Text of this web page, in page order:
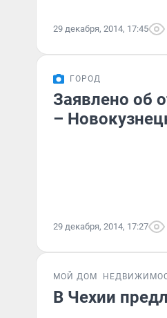
29 декабря, 2014, 17:45
ГОРОД
Заявлено об
–
29 декабря, 2014, 17:27
МОЙ ДОМ
В Чехии